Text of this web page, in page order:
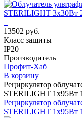
13502 руб.
Класс защиты
IP20
Производитель
Профит-Хаб
В корзину
Рециркулятор
STERILIGHT 1х95Вт
Рециркулятор
STERILIGHT 1х95Вт